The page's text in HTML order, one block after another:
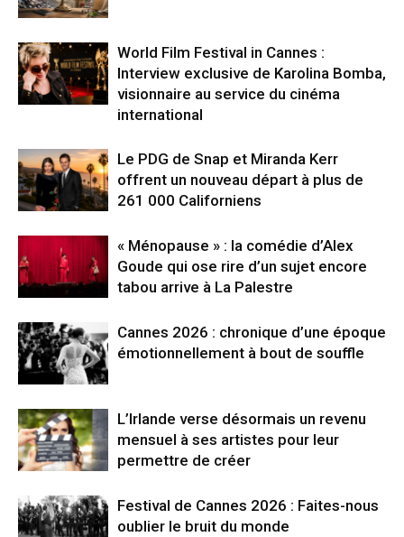
World Film Festival in Cannes :
Interview exclusive de Karolina Bomba,
visionnaire au service du cinéma
international
Le PDG de Snap et Miranda Kerr
offrent un nouveau départ à plus de
261 000 Californiens
« Ménopause » : la comédie d’Alex
Goude qui ose rire d’un sujet encore
tabou arrive à La Palestre
Cannes 2026 : chronique d’une époque
émotionnellement à bout de souffle
L’Irlande verse désormais un revenu
mensuel à ses artistes pour leur
permettre de créer
Festival de Cannes 2026 : Faites-nous
oublier le bruit du monde